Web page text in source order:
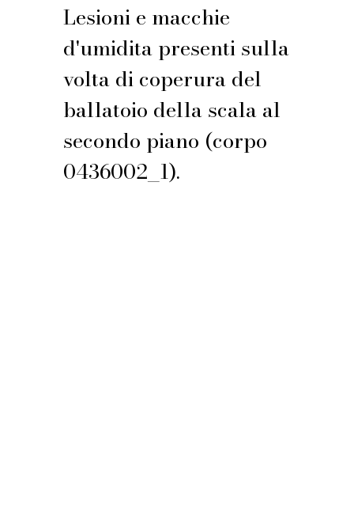
Lesioni e macchie
d'umidita presenti sulla
volta di coperura del
ballatoio della scala al
secondo piano (corpo
0436002_1).